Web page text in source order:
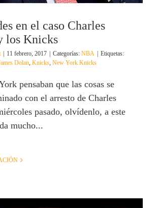
en el caso Charles
los Knicks
11 febrero, 2017 Categorías: NBA
Etiquetas:
Dolan, Knicks, New York Knicks
pensaban que las cosas se
con el arresto de Charles
pasado, olvídenlo, a este
mucho...